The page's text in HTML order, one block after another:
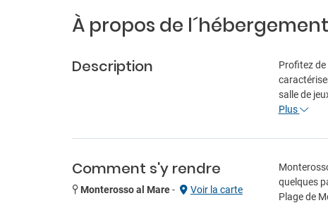
À propos de l´hébergement
Description
Profitez
salle de
Plus
Comment s'y rendre
Monterosso al Mare- Voir la carte
quelques
Plage de